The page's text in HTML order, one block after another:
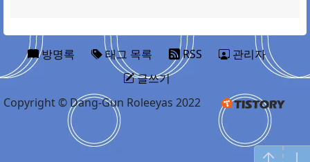
방명록 태그 목록 RSS
관리자
글쓰기
Copyright © Dang-Gun Roleeyas 2022